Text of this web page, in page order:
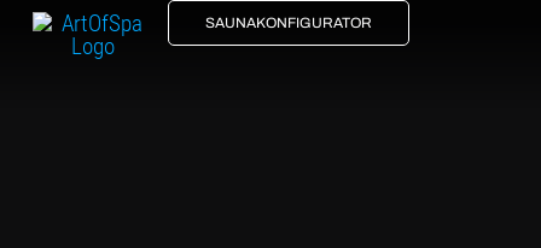
SAUNAKONFIGURATOR